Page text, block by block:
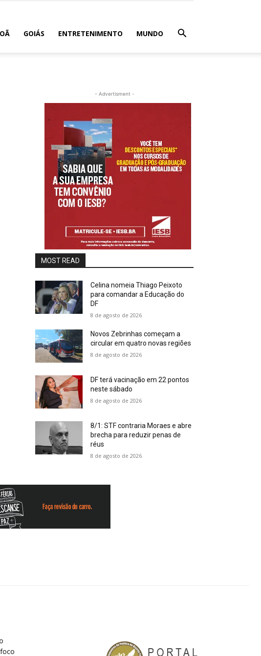
GOIÁS ENTRETENIMENTO MUNDO
- Advertisment -
MOST READ
Celina nomeia Thiago Peixoto
para comandar a Educação do
DF
8 de agosto de 2026
Novos Zebrinhas começam a
circular em quatro novas regiões
8 de agosto de 2026
DF terá vacinação em 22 pontos
neste sábado
8 de agosto de 2026
8/1: STF contraria Moraes e abre
brecha para reduzir penas de
réus
8 de agosto de 2026